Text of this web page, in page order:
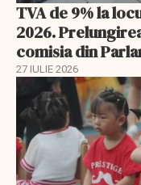
TVA de 9% la
2026.
comisia din
27 IULIE 2026